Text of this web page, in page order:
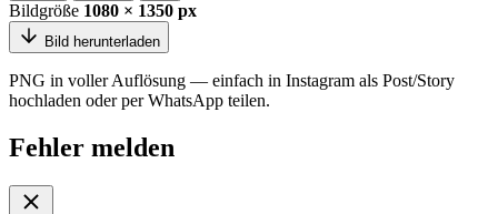
Bildgröße 1080 × 1350 px
Bild herunterladen
PNG in voller Auflösung — einfach in Instagram als Post/Story
hochladen oder per WhatsApp teilen.
Fehler melden